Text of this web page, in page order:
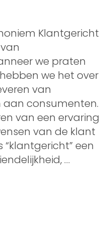
Klantgericht
we praten
we het over
van
consumenten.
van een ervaring
van de klant
een
…